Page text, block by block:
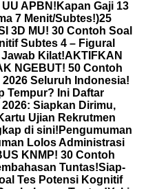
APBN! Kapan Gaji 13
7 Menit/Subtes!)25
3D MU! 30 Contoh Soal
Subtes 4 – Figural
Kilat!AKTIFKAN
NGEBUT! 50 Contoh
2026 Seluruh Indonesia!
Tempur? Ini Daftar
Siapkan Dirimu,
Ujian Rekrutmen
di sini! Pengumuman
Lolos Administrasi
KNMP! 30 Contoh
Tuntas!Siap-
Tes Potensi Kognitif